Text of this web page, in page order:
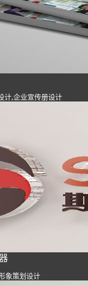
计,企业宣传册设计
象策划设计